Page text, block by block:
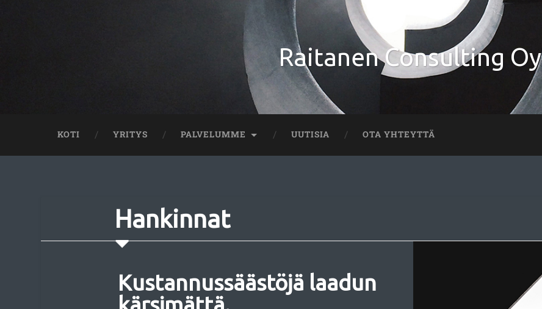
Raitanen Consulting Oy
KOTI YRITYS PALVELUMME UUTISIA OTA YHTEYTTÄ
Hankinnat
Kustannussäästöjä laadun